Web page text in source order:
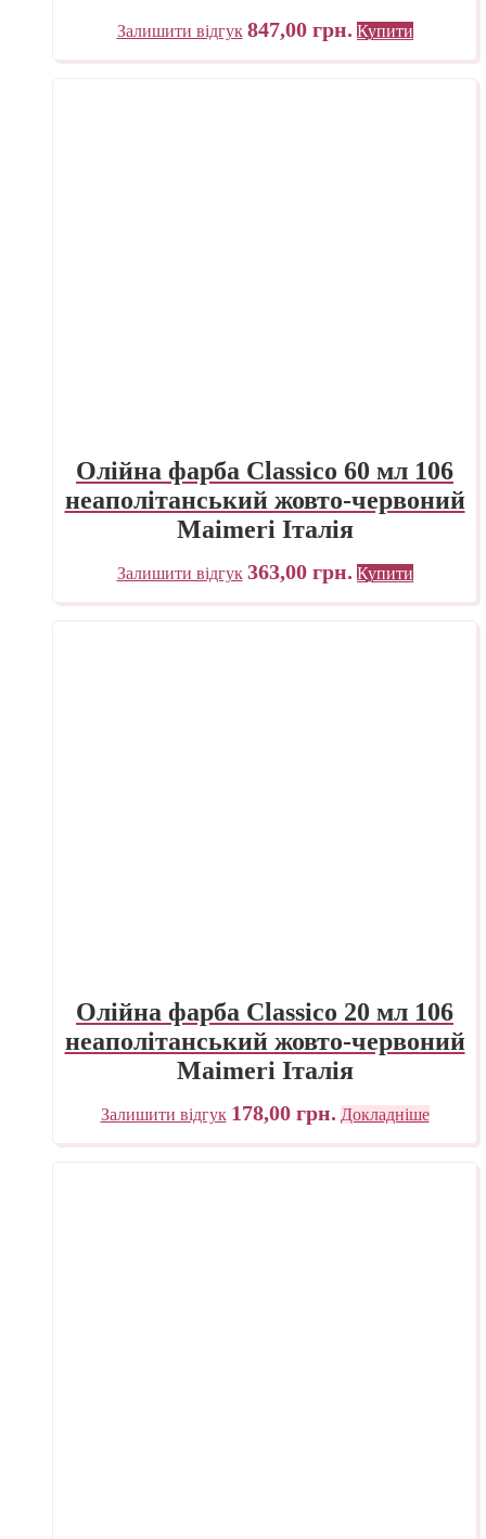
Залишити відгук 847,00 грн. Купити
Олійна фарба Classico 60 мл 106
неаполітанський жовто-червоний
Maimeri Італія
Залишити відгук 363,00 грн. Купити
Олійна фарба Classico 20 мл 106
неаполітанський жовто-червоний
Maimeri Італія
Залишити відгук 178,00 грн. Докладніше